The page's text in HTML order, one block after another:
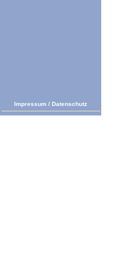
Impressum / Datenschutz